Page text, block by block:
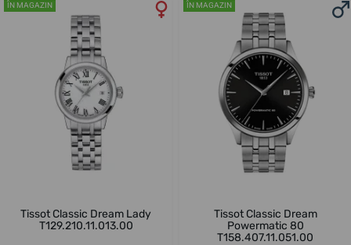
ÎN MAGAZIN
Tissot Classic Dream Lady
T129.210.11.013.00
ÎN MAGAZIN
Tissot Classic Dream
Powermatic 80
T158.407.11.051.00